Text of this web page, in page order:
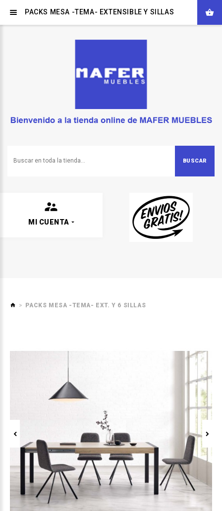
BUSCAR
MI CUENTA
PACKS MESA -TEMA- EXT. Y 6 SILLAS
PACKS MESA -TEMA- EXTENSIBLE Y SILLAS